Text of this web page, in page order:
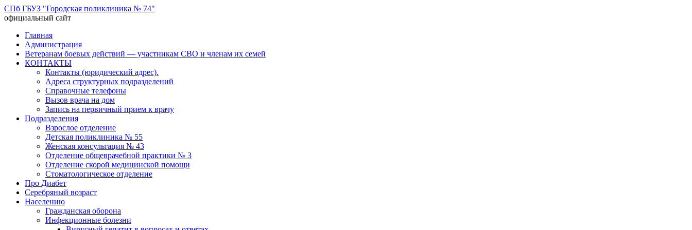
СПб ГБУЗ "Городская поликлиника № 74"
официальный сайт
Перейти
содержимому
Главная
Администрация
Ветеранам боевых действий — участникам СВО и членам их семей
КОНТАКТЫ
Контакты (юридический адрес).
Адреса структурных подразделений
Справочные телефоны
Вызов врача на дом
Запись на первичный прием к врачу
Подразделения
Взрослое отделение
Детская поликлиника № 55
Женская консультация № 43
Отделение общеврачебной практики № 3
Отделение скорой медицинской помощи
Стоматологическое отделение
Про Диабет
Серебряный возраст
Населению
Гражданская оборона
Инфекционные болезни